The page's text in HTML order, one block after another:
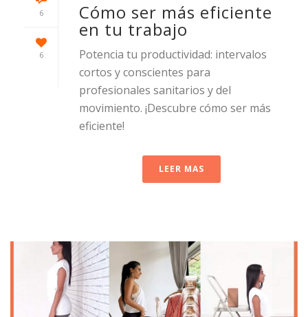
6
6
Cómo ser más eficiente
en tu trabajo
Potencia tu productividad: intervalos
cortos y conscientes para
profesionales sanitarios y del
movimiento. ¡Descubre cómo ser más
eficiente!
LEER MAS